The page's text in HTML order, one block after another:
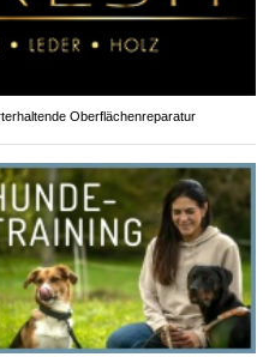
Oberflächenreparatur